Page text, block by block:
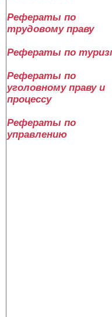
Рефераты по
трудовому праву
Рефераты по
Рефераты по
уголовному праву и
процессу
Рефераты по
управлению